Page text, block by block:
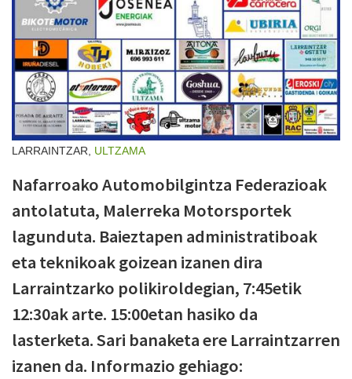
LARRAINTZAR, ULTZAMA
Nafarroako Automobilgintza Federazioak
antolatuta, Malerreka Motorsportek
lagunduta. Baieztapen administratiboak
eta teknikoak goizean izanen dira
Larraintzarko polikiroldegian, 7:45etik
12:30ak arte. 15:00etan hasiko da
lasterketa. Sari banaketa ere Larraintzarren
izanen da. Informazio gehiago: